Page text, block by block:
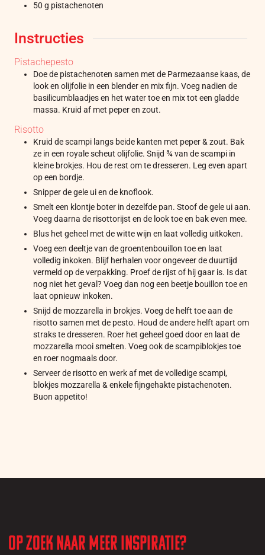
50 g pistachenoten
Instructies
Pistachepesto
Doe de pistachenoten samen met de Parmezaanse kaas, de
look en olijfolie in een blender en mix fijn. Voeg nadien de
basilicumblaadjes en het water toe en mix tot een gladde
massa. Kruid af met peper en zout.
Risotto
Kruid de scampi langs beide kanten met peper & zout. Bak
ze in een royale scheut olijfolie. Snijd ¾ van de scampi in
kleine brokjes. Hou de rest om te dresseren. Leg even apart
op een bordje.
Snipper de gele ui en de knoflook.
Smelt een klontje boter in dezelfde pan. Stoof de gele ui aan.
Voeg daarna de risottorijst en de look toe en bak even mee.
Blus het geheel met de witte wijn en laat volledig uitkoken.
Voeg een deeltje van de groentenbouillon toe en laat
volledig inkoken. Blijf herhalen voor ongeveer de duurtijd
vermeld op de verpakking. Proef de rijst of hij gaar is. Is dat
nog niet het geval? Voeg dan nog een beetje bouillon toe en
laat opnieuw inkoken.
Snijd de mozzarella in brokjes. Voeg de helft toe aan de
risotto samen met de pesto. Houd de andere helft apart om
straks te dresseren. Roer het geheel goed door en laat de
mozzarella mooi smelten. Voeg ook de scampiblokjes toe
en roer nogmaals door.
Serveer de risotto en werk af met de volledige scampi,
blokjes mozzarella & enkele fijngehakte pistachenoten.
Buon appetito!
Op zoek naar meer inspiratie?